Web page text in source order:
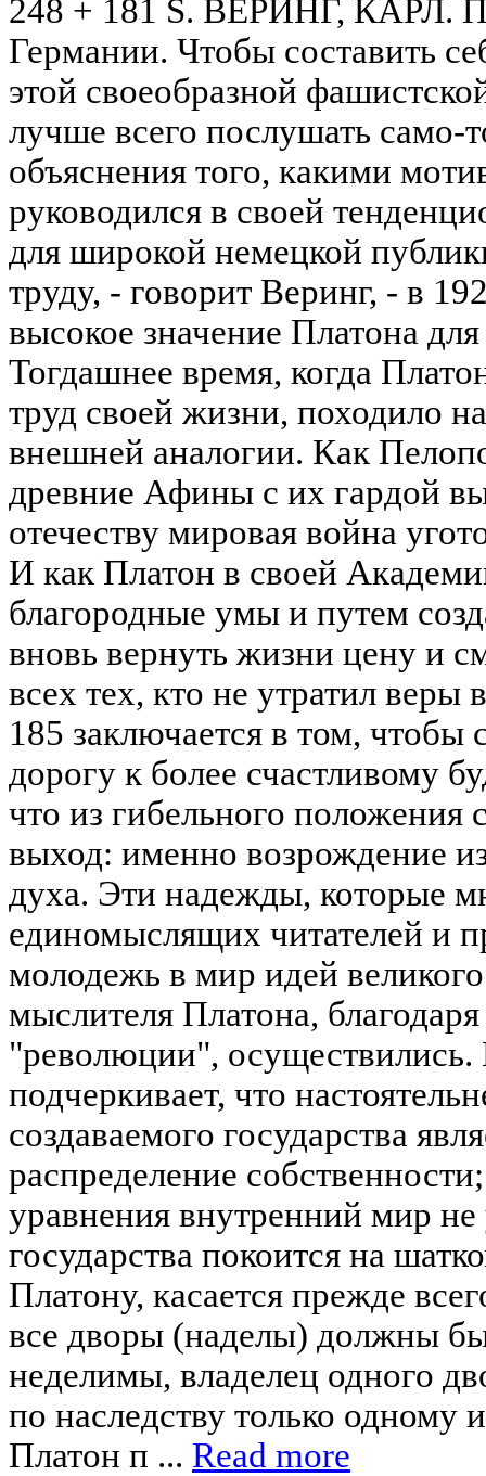
248 + 181 S. ВЕРИНГ, КАРЛ.
Германии. Чтобы составить
этой своеобразной
лучше всего послушать само-
объяснения того, какими
руководился в своей
для широкой немецкой
труду, - говорит Веринг, - в
высокое значение Платона
Тогдашнее время, когда
труд своей жизни, походило
внешней аналогии. Как
древние Афины с их гардой
отечеству мировая война
И как Платон в своей
благородные умы и путем
вновь вернуть жизни цену и
всех тех, кто не утратил
185 заключается в том, чтобы
дорогу к более счастливому
что из гибельного положения
выход: именно возрождение
духа. Эти надежды, которые
единомыслящих читателей и
молодежь в мир идей
мыслителя Платона,
"революции",
подчеркивает, что
создаваемого государства
распределение
уравнения внутренний мир не
государства покоится на
Платону, касается прежде
все дворы (наделы) должны
неделимы, владелец одного
по наследству только одному
Платон п ... Read more